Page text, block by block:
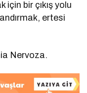
için bir çıkış yolu
ertesi
Nervoza.